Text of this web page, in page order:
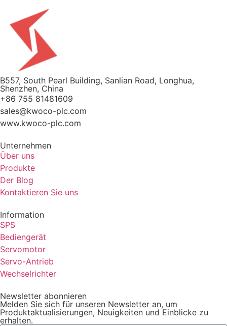
B557, South Pearl Building, Sanlian Road, Longhua,
Shenzhen, China
+86 755 81481609
sales@kwoco-plc.com
www.kwoco-plc.com
Unternehmen
Über uns
Produkte
Der Blog
Kontaktieren Sie uns
Information
SPS
Bediengerät
Servomotor
Servo-Antrieb
Wechselrichter
Newsletter abonnieren
Melden Sie sich für unseren Newsletter an, um
Produktaktualisierungen, Neuigkeiten und Einblicke zu
erhalten.